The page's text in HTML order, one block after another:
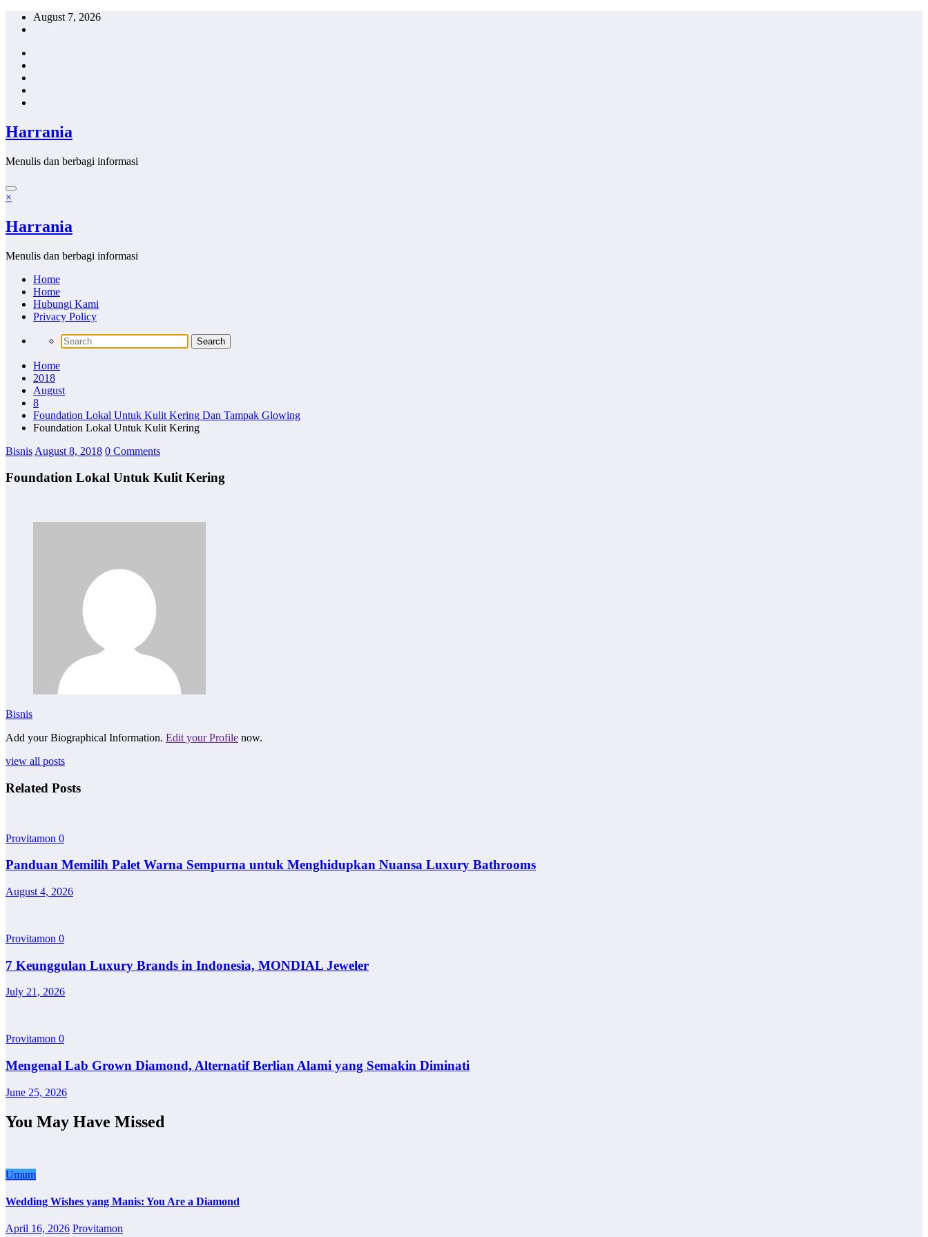
Skip
August 7, 2026
Harrania
Menulis dan berbagi informasi
×
Harrania
Menulis dan berbagi informasi
Home
Home
Hubungi Kami
Privacy Policy
Home
2018
August
8
Foundation Lokal Untuk Kulit Kering Dan Tampak Glowing
Foundation Lokal Untuk Kulit Kering
Bisnis August 8, 2018 0 Comments
Foundation Lokal Untuk Kulit Kering
Bisnis
Add your Biographical Information. Edit your Profile now.
view all posts
Related Posts
Provitamon 0
Panduan Memilih Palet Warna Sempurna untuk Menghidupkan Nuansa Luxury Bathrooms
August 4, 2026
Provitamon 0
7 Keunggulan Luxury Brands in Indonesia, MONDIAL Jeweler
July 21, 2026
Provitamon 0
Mengenal Lab Grown Diamond, Alternatif Berlian Alami yang Semakin Diminati
June 25, 2026
You May Have Missed
Umum
Wedding Wishes yang Manis: You Are a Diamond
April 16, 2026 Provitamon